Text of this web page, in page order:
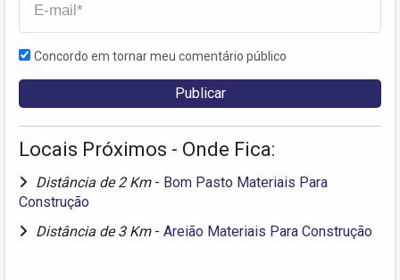
Concordo em tornar meu comentário público
Locais Próximos - Onde Fica:
Distância de 2 Km - Bom Pasto Materiais Para
Construção
Distância de 3 Km - Areião Materiais Para Construção